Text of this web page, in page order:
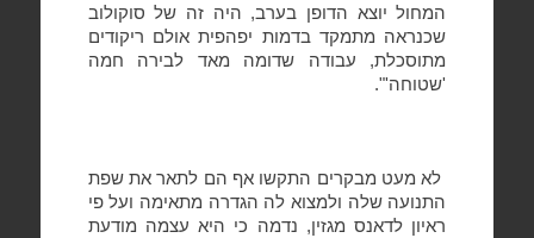
המחול יוצא הדופן בערב, היה זה של סוקולוב
שכנראה מתמקד בדמות יפהפית אולם ריקודים
מתוסכלת, עבודה שדומה מאד לבירה חמה
'שטוחה'".
לא מעט מבקרים התקשו אף הם לתאר את שפת
התנועה שלה ולמצוא לה הגדרה מתאימה ועל פי
ראיון לדאנס מגזין, נדמה כי היא עצמה מודעת